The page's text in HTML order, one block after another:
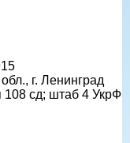
г. Ленинград
сд; штаб 4 УкрФ